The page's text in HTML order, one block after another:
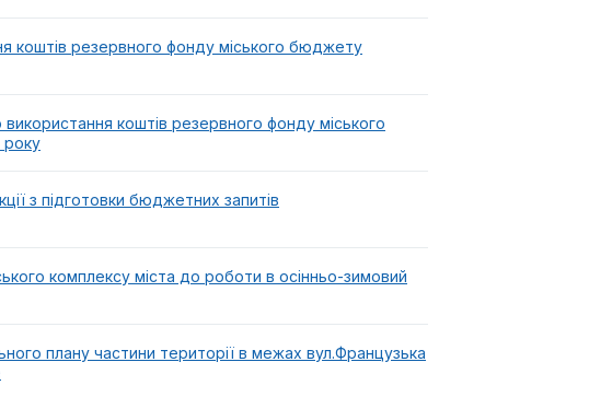
коштів резервного фонду міського бюджету
коштів резервного фонду міського
з підготовки бюджетних запитів
комплексу міста до роботи в осінньо-зимовий
плану частини території в межах вул.Французька